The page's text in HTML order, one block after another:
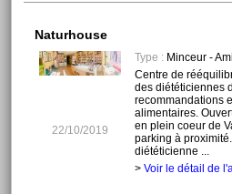
Naturhouse
22/10/2019
Type :Minceur -
Centre de
des diététiciennes
recommandations
alimentaires.
en plein coeur de
parking à
diététicienne ...
> Voir le détail de